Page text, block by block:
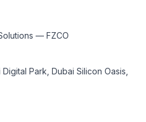
— FZCO
Park, Dubai Silicon Oasis,